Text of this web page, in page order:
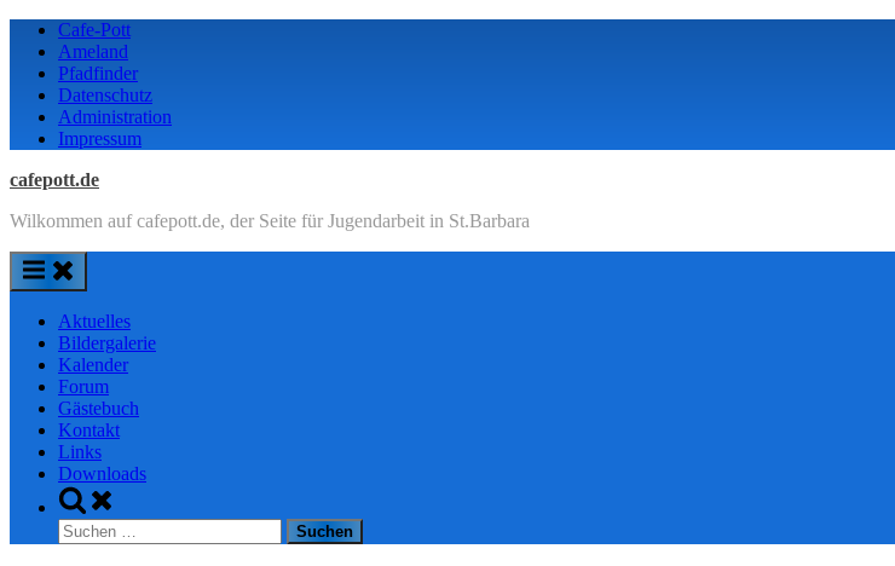
Skip
content
Cafe-Pott
Ameland
Pfadfinder
Datenschutz
Administration
Impressum
cafepott.de
Wilkommen auf cafepott.de, der Seite für Jugendarbeit in St.Barbara
Aktuelles
Bildergalerie
Kalender
Forum
Gästebuch
Kontakt
Links
Downloads
Toggle
search
form
Suchen
nach: